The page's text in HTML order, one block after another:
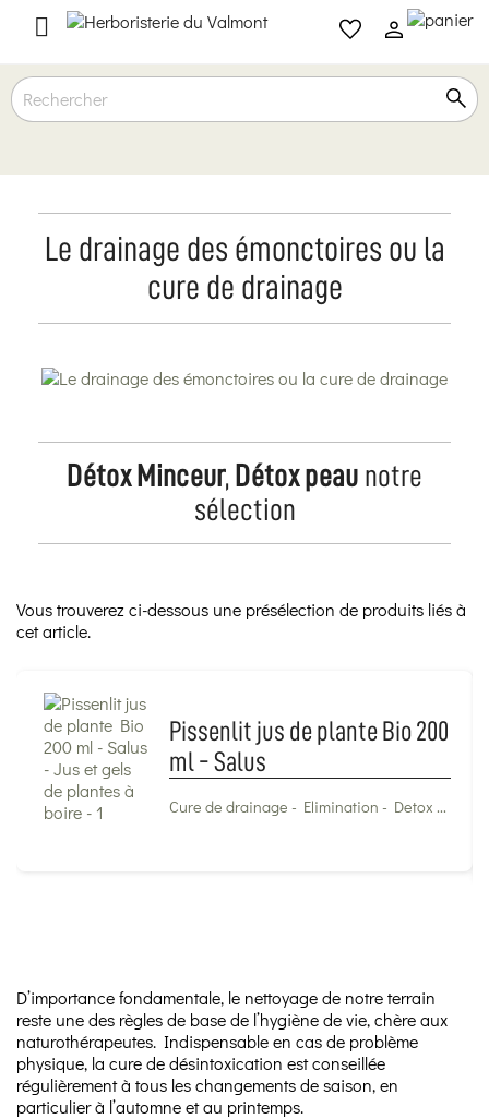

Le drainage des émonctoires ou la
cure de drainage
Détox Minceur, Détox peau notre
sélection
Vous trouverez ci-dessous une présélection de produits liés à
cet article.
Pissenlit jus de plante Bio 200
ml - Salus
Cure de drainage - Elimination - Detox ...
D’importance fondamentale, le nettoyage de notre terrain
reste une des règles de base de l’hygiène de vie, chère aux
naturothérapeutes. Indispensable en cas de problème
physique, la cure de désintoxication est conseillée
régulièrement à tous les changements de saison, en
particulier à l’automne et au printemps.